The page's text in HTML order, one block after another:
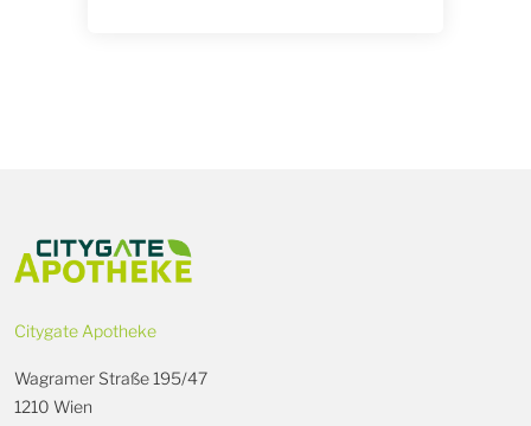
Citygate Apotheke
Wagramer Straße 195/47
1210 Wien